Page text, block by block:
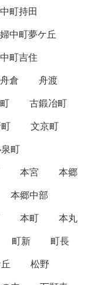
町持田
婦中町夢ケ丘
町吉住
舟倉
舟渡
古鍛冶町
文京町
町
本宮
本郷
本郷中部
本町
本丸
町新
町長
松野